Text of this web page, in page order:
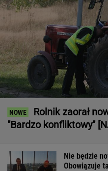
Rolnik zaorał
"Bardzo konfliktowy"
Nie będzie
Obowiązuje